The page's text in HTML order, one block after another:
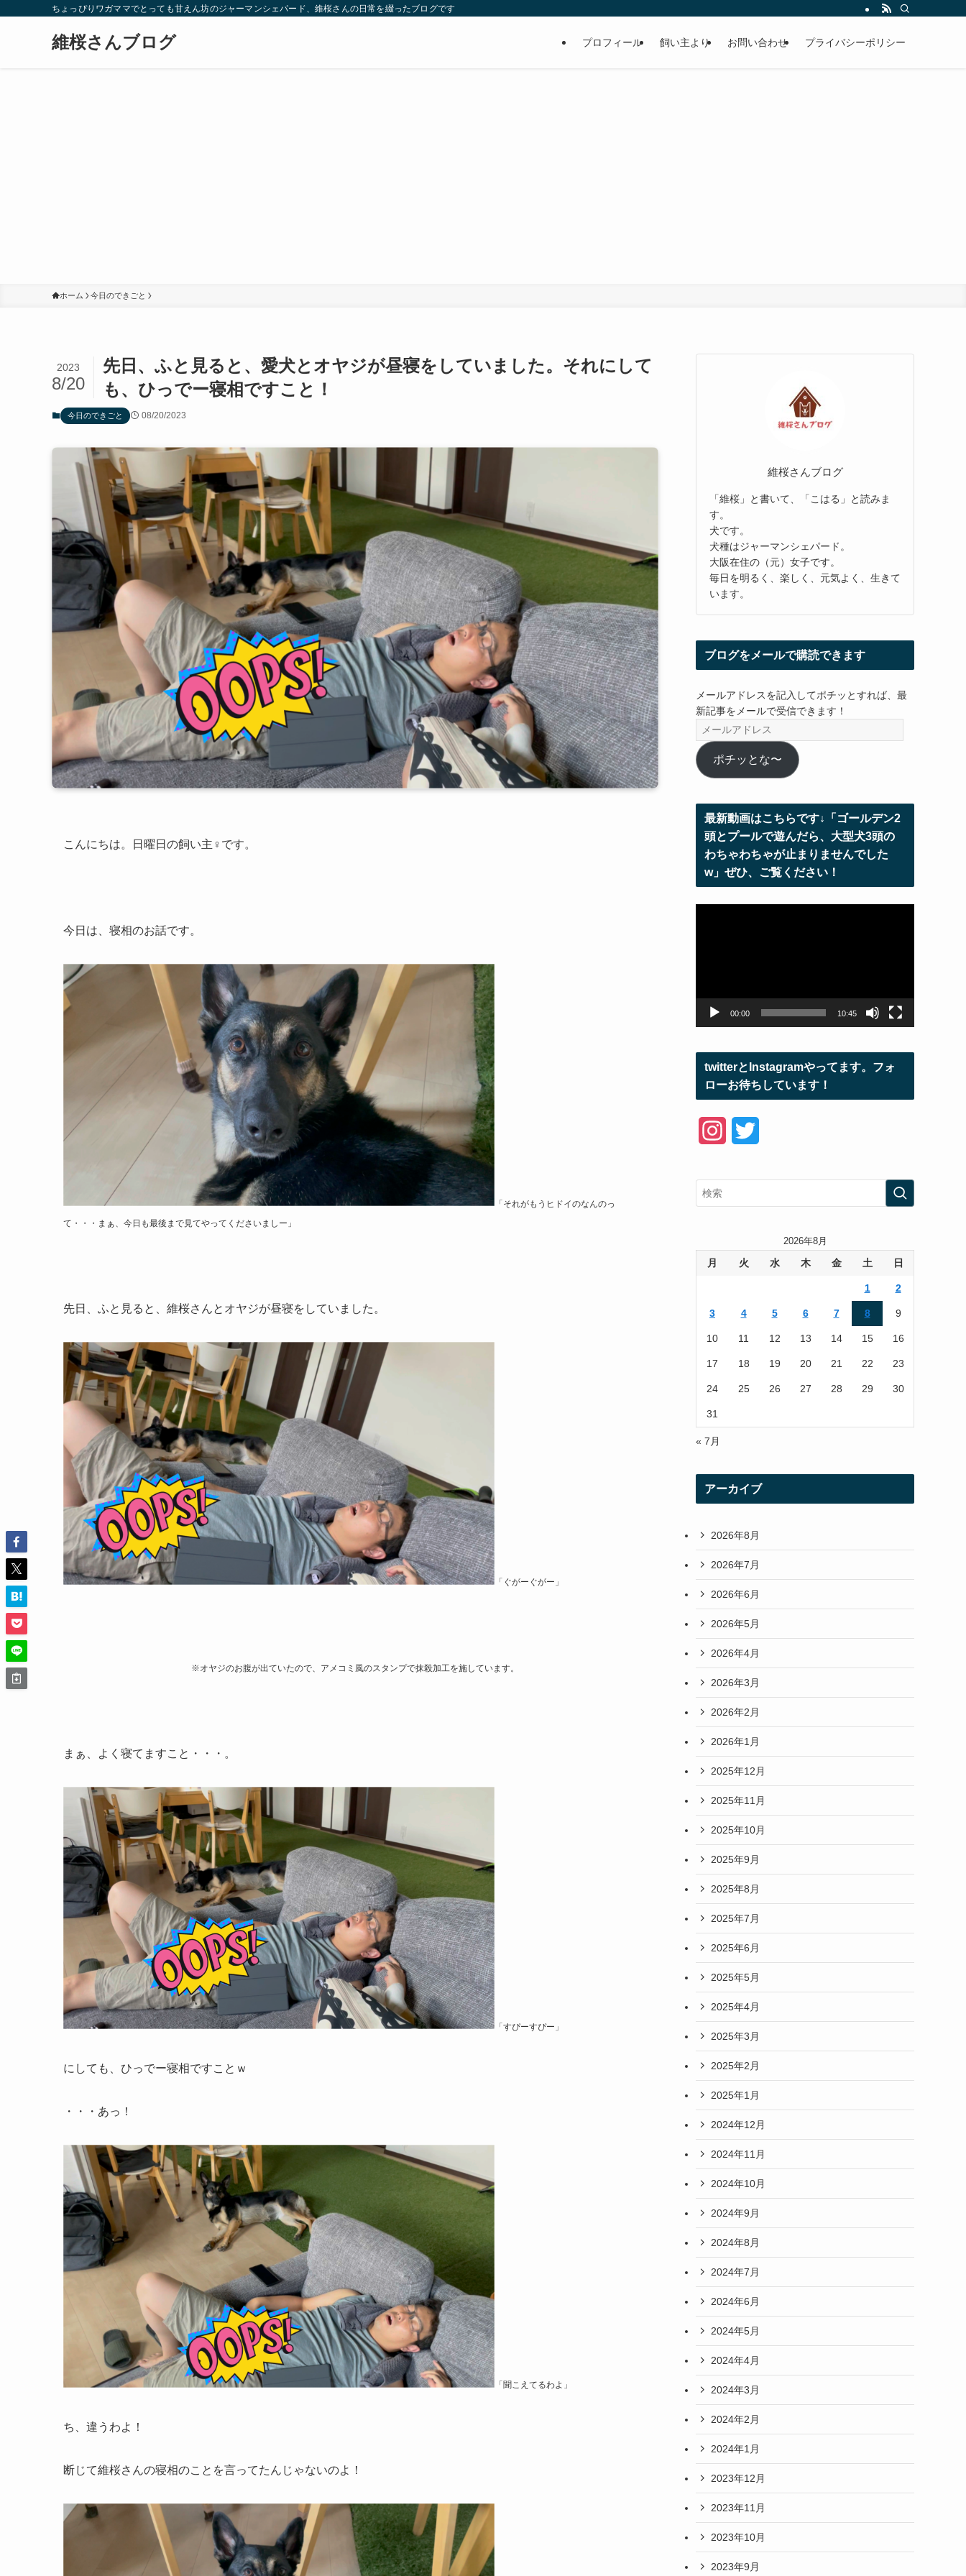
ちょっぴりワガママでとっても甘えん坊のジャーマンシェパード、維桜さんの日常を綴ったブログです
維桜さんブログ プロフィール 飼い主より お問い合わせ プライバシーポリシー
ホーム 今日のできごと
先日、ふと見ると、愛犬とオヤジが昼寝をしていました。それにして
も、ひっでー寝相ですこと！
2023
8/20
今日のできごと 08/20/2023
こんにちは。日曜日の飼い主♀です。
今日は、寝相のお話です。
「それがもうヒドイのなんのっ
て・・・まぁ、今日も最後まで見てやってくださいましー」
先日、ふと見ると、維桜さんとオヤジが昼寝をしていました。
「ぐがーぐがー」
※オヤジのお腹が出ていたので、アメコミ風のスタンプで抹殺加工を施しています。
まぁ、よく寝てますこと・・・。
「すぴーすぴー」
にしても、ひっでー寝相ですことｗ
・・・あっ！
「聞こえてるわよ」
ち、違うわよ！
断じて維桜さんの寝相のことを言ってたんじゃないのよ！
維桜さんブログ
「維桜」と書いて、「こはる」と読みま
す。
犬です。
犬種はジャーマンシェパード。
大阪在住の（元）女子です。
毎日を明るく、楽しく、元気よく、生きて
います。
ブログをメールで購読できます
メールアドレスを記入してポチッとすれば、最
新記事をメールで受信できます！
ー
ル
ア
レ
ス
ポチッとな〜
最新動画はこちらです↓「ゴールデン2
頭とプールで遊んだら、大型犬3頭の
わちゃわちゃが止まりませんでした
w」ぜひ、ご覧ください！
00:00 10:45
twitterとInstagramやってます。フォ
ローお待ちしています！
2026年8月
月 火 水 木 金 土 日
1 2
3 4 5 6 7 8 9
10 11 12 13 14 15 16
17 18 19 20 21 22 23
24 25 26 27 28 29 30
31
« 7月
アーカイブ
2026年8月
2026年7月
2026年6月
2026年5月
2026年4月
2026年3月
2026年2月
2026年1月
2025年12月
2025年11月
2025年10月
2025年9月
2025年8月
2025年7月
2025年6月
2025年5月
2025年4月
2025年3月
2025年2月
2025年1月
2024年12月
2024年11月
2024年10月
2024年9月
2024年8月
2024年7月
2024年6月
2024年5月
2024年4月
2024年3月
2024年2月
2024年1月
2023年12月
2023年11月
2023年10月
2023年9月